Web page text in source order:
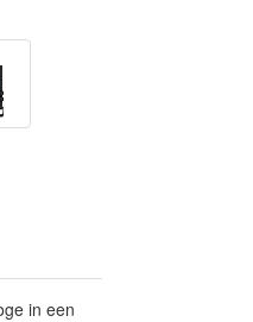
in een